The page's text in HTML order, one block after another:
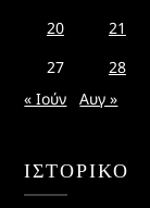
20
21
27
28
« Ιούν
Αυγ »
ΙΣΤΟΡΙΚΌ